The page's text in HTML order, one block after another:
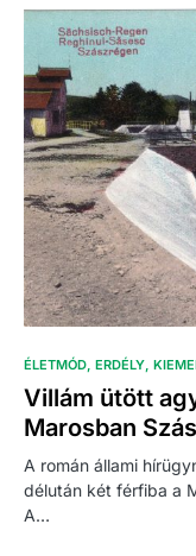
ÉLETMÓD ERDÉLY
Villám ütött
Marosban
A román állami
délután két férfiba a
A…